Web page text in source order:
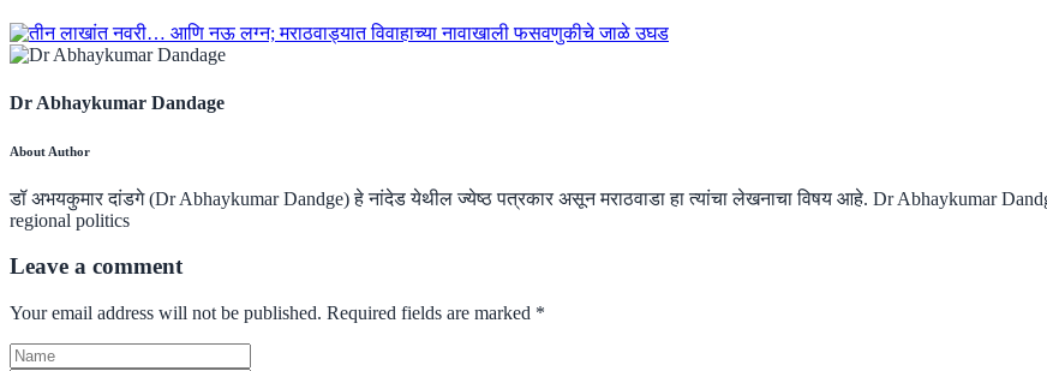
Dr Abhaykumar Dandage
About Author
डॉ अभयकुमार दांडगे (Dr Abhaykumar Dandge) हे नांदेड येथील ज्येष्ठ पत्रकार असून मराठवाडा हा त्यांचा लेखनाचा विषय आहे. Dr Abhaykumar
regional politics
Leave a comment
Your email address will not be published. Required fields are marked *